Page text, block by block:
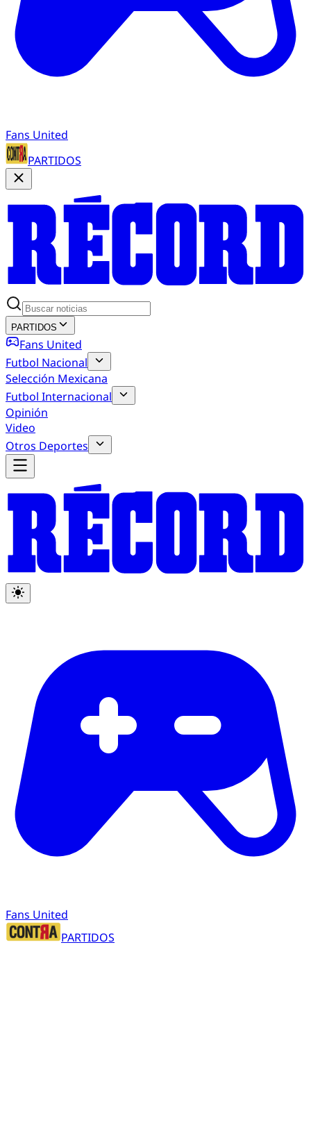
Fans United
PARTIDOS
PARTIDOS
Fans United
Futbol Nacional
Selección Mexicana
Futbol Internacional
Opinión
Video
Otros Deportes
Fans United
PARTIDOS